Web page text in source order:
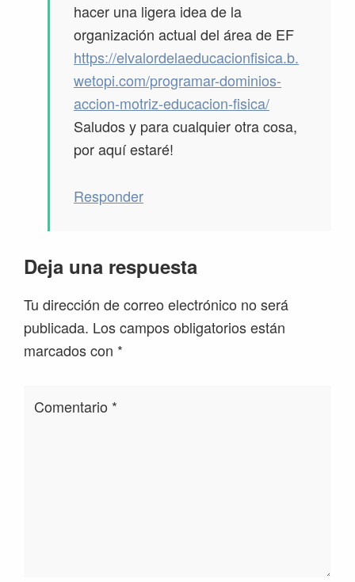
hacer una ligera idea de la
organización actual del área de EF
https://elvalordelaeducacionfisica.b.
wetopi.com/programar-dominios-
accion-motriz-educacion-fisica/
Saludos y para cualquier otra cosa,
por aquí estaré!
Responder
Deja una respuesta
Tu dirección de correo electrónico no será
publicada. Los campos obligatorios están
marcados con *